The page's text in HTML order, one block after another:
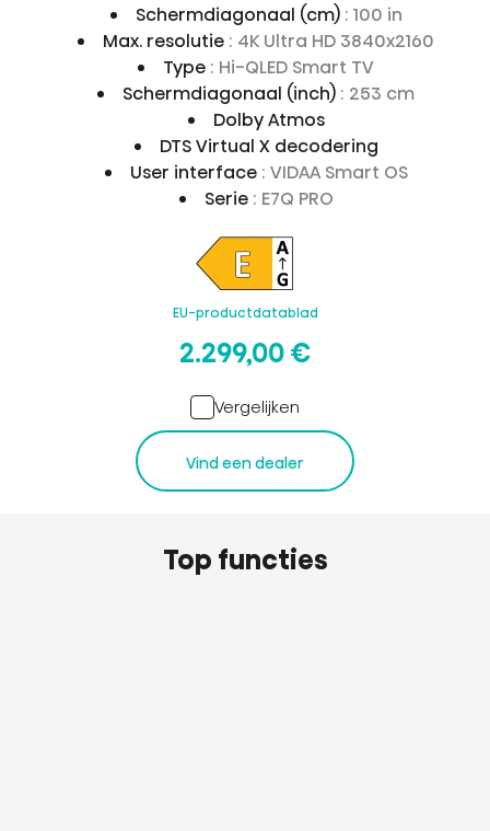
Schermdiagonaal (cm) : 100 in
Max. resolutie : 4K Ultra HD 3840x2160
Type : Hi-QLED Smart TV
Schermdiagonaal (inch) : 253 cm
Dolby Atmos
DTS Virtual X decodering
User interface : VIDAA Smart OS
Serie : E7Q PRO
EU-productdatablad
2.299,00 €
Vergelijken
Vind een dealer
Top functies